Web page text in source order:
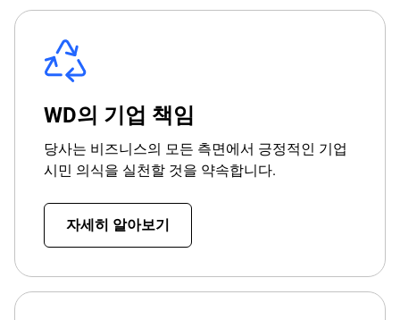
WD의 기업 책임
당사는 비즈니스의 모든 측면에서 긍정적인 기업
시민 의식을 실천할 것을 약속합니다.
자세히 알아보기